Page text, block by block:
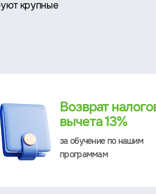
крупные
Возврат
вычета 13%
за обучение по нашим
программам